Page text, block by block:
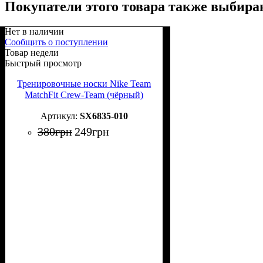
Покупатели этого товара также
Нет в наличии
Сообщить о поступлении
Товар недели
Быстрый просмотр
Тренировочные носки Nike Team
MatchFit Crew-Team (чёрный)
SX6835-010
380грн 249грн